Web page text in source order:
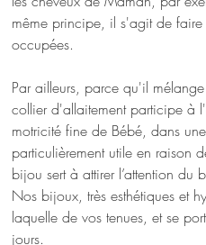
même principe, il s'agit de
occupées.
Par ailleurs, parce qu'il
collier d'allaitement participe à
motricité fine de Bébé, dans
particulièrement utile en raison
bijou sert à attirer l’attention du
Nos bijoux, très esthétiques et
laquelle de vos tenues, et se
jours.